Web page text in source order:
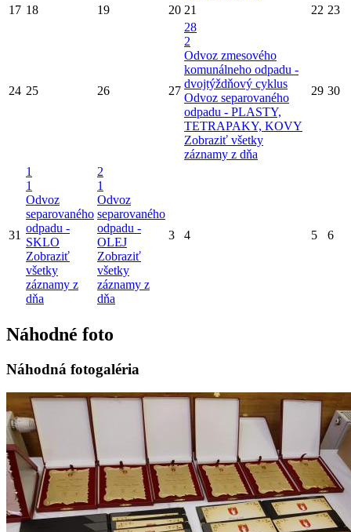
17 18 19 20 21 22 23
24 25 26 27
28
2
Odvoz zmesového
komunálneho odpadu -
dvojtýždňový cyklus
Odvoz separovaného
odpadu - PLASTY,
TETRAPAKY, KOVY
Zobraziť všetky
záznamy z dňa
29 30
31
1
1
Odvoz
separovaného
odpadu -
SKLO
Zobraziť
všetky
záznamy z
dňa
2
1
Odvoz
separovaného
odpadu -
OLEJ
Zobraziť
všetky
záznamy z
dňa
3 4 5 6
Náhodné foto
Náhodná fotogaléria